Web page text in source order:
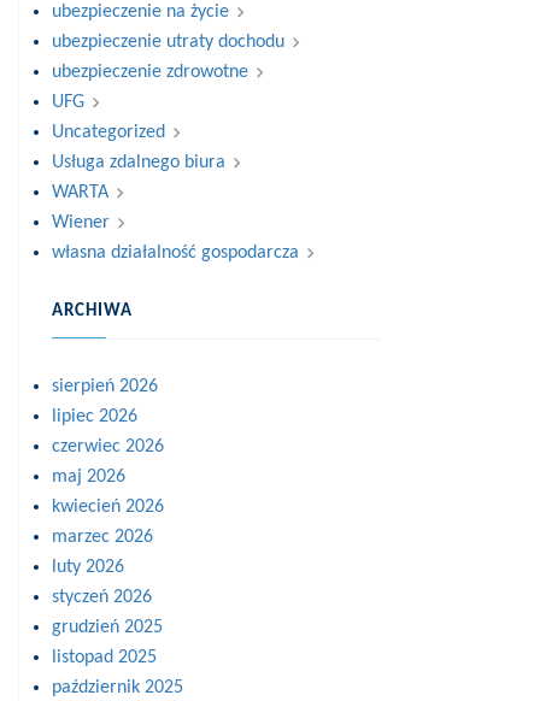
ubezpieczenie na życie
ubezpieczenie utraty dochodu
ubezpieczenie zdrowotne
UFG
Uncategorized
Usługa zdalnego biura
WARTA
Wiener
własna działalność gospodarcza
ARCHIWA
sierpień 2026
lipiec 2026
czerwiec 2026
maj 2026
kwiecień 2026
marzec 2026
luty 2026
styczeń 2026
grudzień 2025
listopad 2025
październik 2025